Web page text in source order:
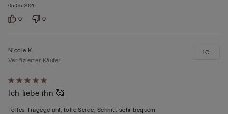
05.05.2026
0 0
Mit
5
von
Nicole K
Verifizierter Käufer
Ich liebe ihn 🥰
Tolles Tragegefühl, tolle Seide, Schnitt sehr bequem
1C